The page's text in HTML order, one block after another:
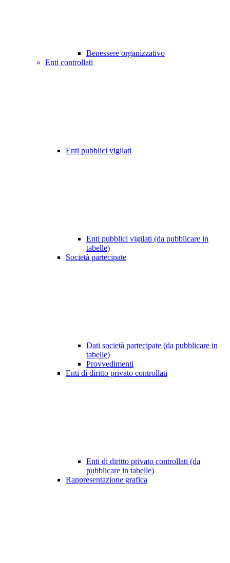
Benessere organizzativo
Enti controllati
Enti pubblici vigilati
Enti pubblici vigilati (da pubblicare in
tabelle)
Società partecipate
Dati società partecipate (da pubblicare in
tabelle)
Provvedimenti
Enti di diritto privato controllati
Enti di diritto privato controllati (da
pubblicare in tabelle)
Rappresentazione grafica